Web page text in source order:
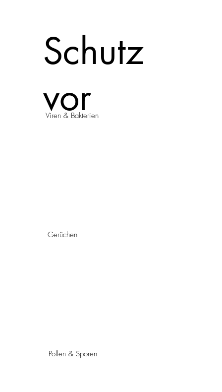
Viren & Bakterien
Gerüchen
Pollen & Sporen
Schutz
vor